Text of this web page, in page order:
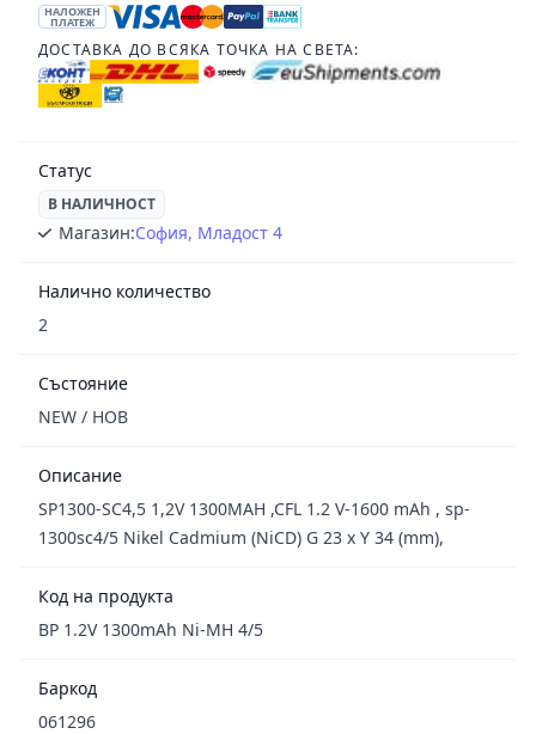
НАЛОЖЕН
ПЛАТЕЖ
ДОСТАВКА ДО ВСЯКА ТОЧКА НА СВЕТА:
Статус
В НАЛИЧНОСТ
Магазин:София, Младост 4
Налично количество
2
Състояние
NEW / НОВ
Описание
SP1300-SC4,5 1,2V 1300MAH ,CFL 1.2 V-1600 mAh , sp-
1300sc4/5 Nikel Cadmium (NiCD) G 23 x Y 34 (mm),
Код на продукта
BP 1.2V 1300mAh Ni-MH 4/5
Баркод
061296